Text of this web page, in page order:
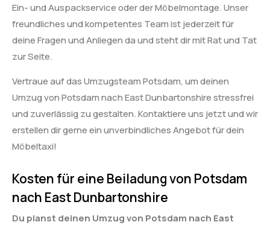
Ein- und Auspackservice oder der Möbelmontage. Unser
freundliches und kompetentes Team ist jederzeit für
deine Fragen und Anliegen da und steht dir mit Rat und Tat
zur Seite.
Vertraue auf das Umzugsteam Potsdam, um deinen
Umzug von Potsdam nach East Dunbartonshire stressfrei
und zuverlässig zu gestalten. Kontaktiere uns jetzt und wir
erstellen dir gerne ein unverbindliches Angebot für dein
Möbeltaxi!
Kosten für eine Beiladung von Potsdam
nach East Dunbartonshire
Du planst deinen Umzug von Potsdam nach East